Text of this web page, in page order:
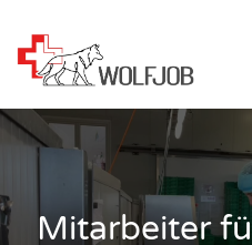
Mitarbeiter